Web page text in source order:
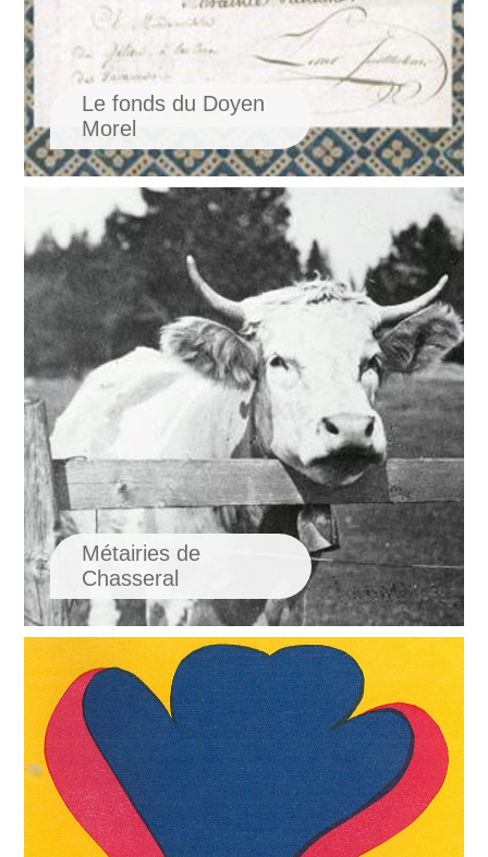
Le fonds du Doyen
Morel
Métairies de
Chasseral